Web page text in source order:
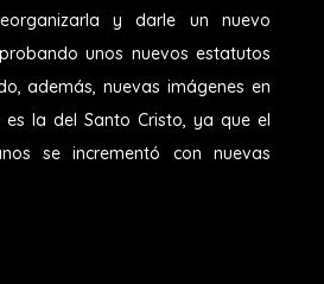
y darle un nuevo
unos nuevos estatutos
además, nuevas imágenes en
la del Santo Cristo, ya que el
se incrementó con nuevas